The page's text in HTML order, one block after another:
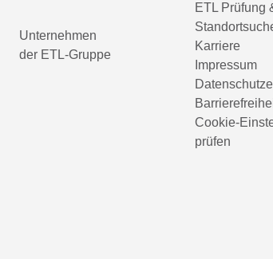
Unternehmen
der ETL-Gruppe
ETL Prüfung
Karriere
Impressum
Cookie-
prüfen